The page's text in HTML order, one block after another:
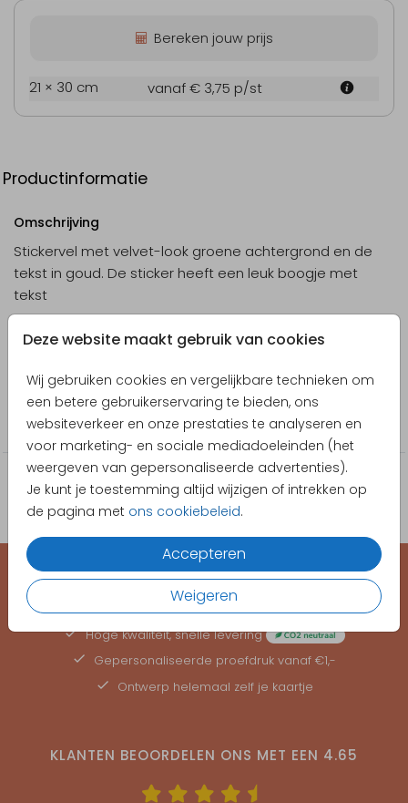
Deze website maakt gebruik van cookies
Wij gebruiken cookies en vergelijkbare technieken om
een betere gebruikerservaring te bieden, ons
websiteverkeer en onze prestaties te analyseren en
voor marketing- en sociale mediadoeleinden (het
weergeven van gepersonaliseerde advertenties).
Je kunt je toestemming altijd wijzigen of intrekken op
de pagina met ons cookiebeleid.
Accepteren
Weigeren
Bereken jouw prijs
21 × 30 cm vanaf € 3,75 p/st
Productinformatie
Omschrijving
Stickervel met velvet-look groene achtergrond en de
tekst in goud. De sticker heeft een leuk boogje met
tekst
Designer
Collectie
Sticker
EEN KAARTJE VOOR ELK MOMENT
Hoge kwaliteit, snelle levering
Gepersonaliseerde proefdruk vanaf €1,-
Ontwerp helemaal zelf je kaartje
KLANTEN BEOORDELEN ONS MET EEN 4.65